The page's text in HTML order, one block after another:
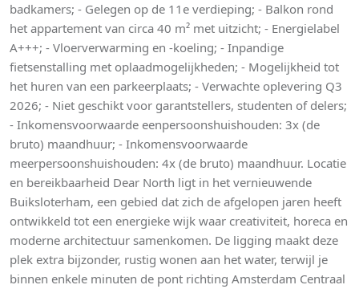
badkamers; - Gelegen op de 11e verdieping; - Balkon rond
het appartement van circa 40 m² met uitzicht; - Energielabel
A+++; - Vloerverwarming en -koeling; - Inpandige
fietsenstalling met oplaadmogelijkheden; - Mogelijkheid tot
het huren van een parkeerplaats; - Verwachte oplevering Q3
2026; - Niet geschikt voor garantstellers, studenten of delers;
- Inkomensvoorwaarde eenpersoonshuishouden: 3x (de
bruto) maandhuur; - Inkomensvoorwaarde
meerpersoonshuishouden: 4x (de bruto) maandhuur. Locatie
en bereikbaarheid Dear North ligt in het vernieuwende
Buiksloterham, een gebied dat zich de afgelopen jaren heeft
ontwikkeld tot een energieke wijk waar creativiteit, horeca en
moderne architectuur samenkomen. De ligging maakt deze
plek extra bijzonder, rustig wonen aan het water, terwijl je
binnen enkele minuten de pont richting Amsterdam Centraal